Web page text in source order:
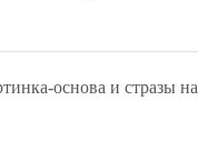
основа и стразы на